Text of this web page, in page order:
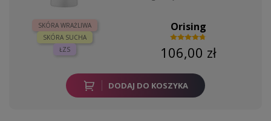
SKÓRA WRAŻLIWA
SKÓRA SUCHA
ŁZS
Orising
106,00 zł
DODAJ DO KOSZYKA